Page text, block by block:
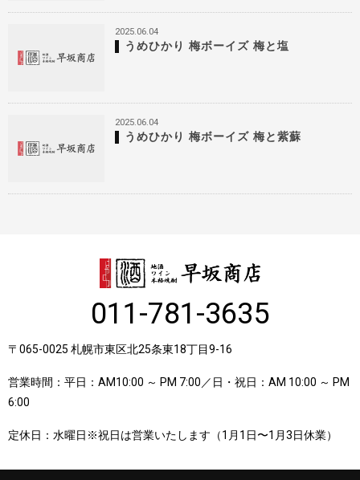
2025.06.04
うめひかり 梅ボーイズ 梅と塩
2025.06.04
うめひかり 梅ボーイズ 梅と紫蘇
011-781-3635
〒065-0025 札幌市東区北25条東18丁目9-16
営業時間：平日：AM10:00 ～ PM 7:00／日・祝日：AM 10:00 ～ PM
6:00
定休日：水曜日※祝日は営業いたします（1月1日〜1月3日休業）